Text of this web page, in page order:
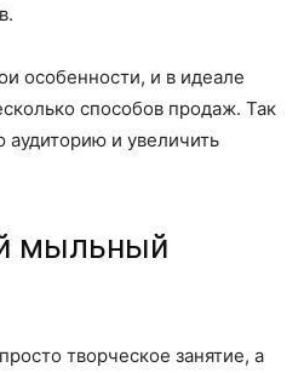
особенности, и в идеале
способов продаж. Так
аудиторию и увеличить
мыльный
творческое занятие, а